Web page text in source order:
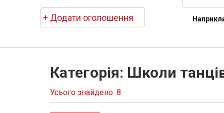
+ Додати оголошення
Категорія: Школи
Усього знайдено: 8